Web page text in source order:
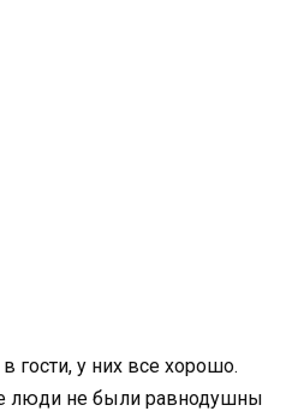
гости, у них все хорошо.
люди не были равнодушны